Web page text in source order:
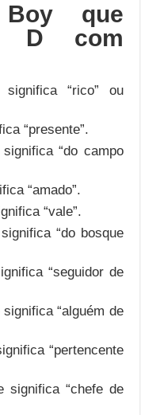
que
D com
“rico” ou
“presente”.
“do campo
“amado”.
“vale”.
“do bosque
“seguidor de
“alguém de
“pertencente
significa “chefe de